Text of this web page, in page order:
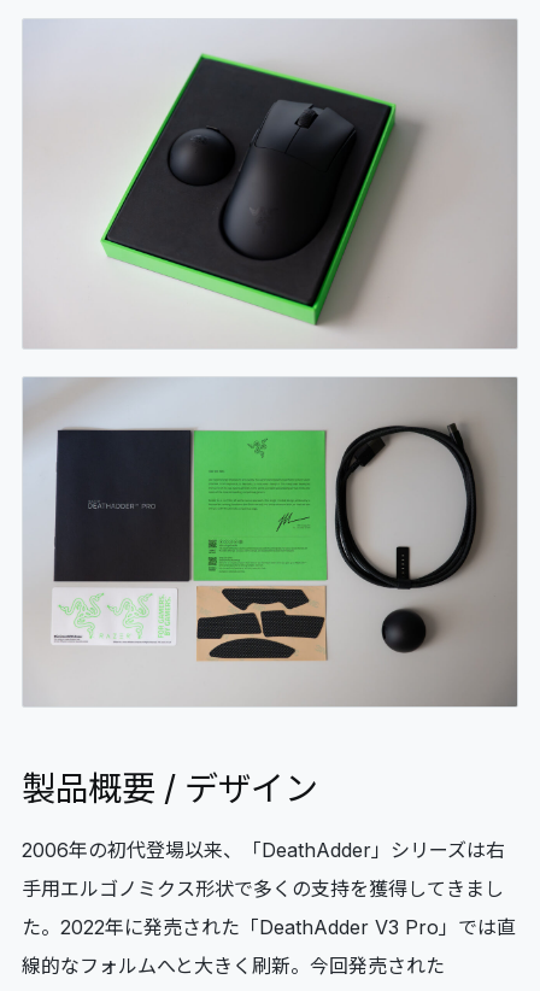
製品概要 / デザイン
2006年の初代登場以来、「DeathAdder」シリーズは右
手用エルゴノミクス形状で多くの支持を獲得してきまし
た。2022年に発売された「DeathAdder V3 Pro」では直
線的なフォルムへと大きく刷新。今回発売された